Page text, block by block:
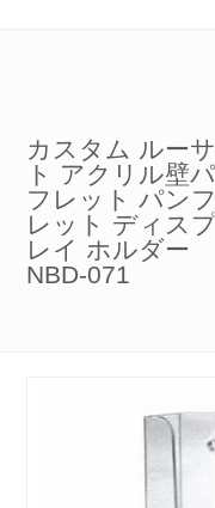
カスタム ルー
ト アクリル壁
フレット パンフ
レット ディス
レイ ホルダー
NBD-071